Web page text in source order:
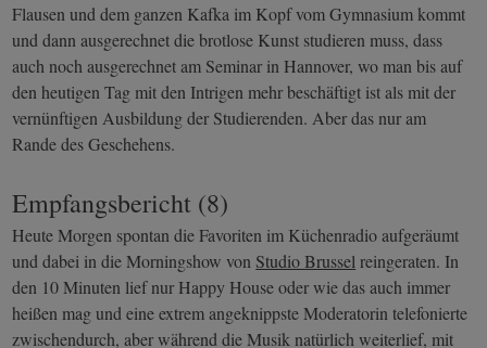
Flausen und dem ganzen Kafka im Kopf vom Gymnasium kommt
und dann ausgerechnet die brotlose Kunst studieren muss, dass
auch noch ausgerechnet am Seminar in Hannover, wo man bis auf
den heutigen Tag mit den Intrigen mehr beschäftigt ist als mit der
vernünftigen Ausbildung der Studierenden. Aber das nur am
Rande des Geschehens.
Empfangsbericht (8)
Heute Morgen spontan die Favoriten im Küchenradio aufgeräumt
und dabei in die Morningshow von Studio Brussel reingeraten. In
den 10 Minuten lief nur Happy House oder wie das auch immer
heißen mag und eine extrem angeknippste Moderatorin telefonierte
zwischendurch, aber während die Musik natürlich weiterlief, mit